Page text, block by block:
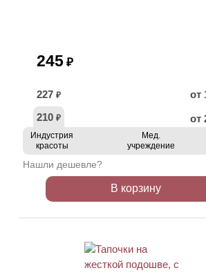
245 ₽
227 ₽
от
210 ₽ от
Индустрия
красоты
Мед.
учреждение
Нашли дешевле?
В корзину